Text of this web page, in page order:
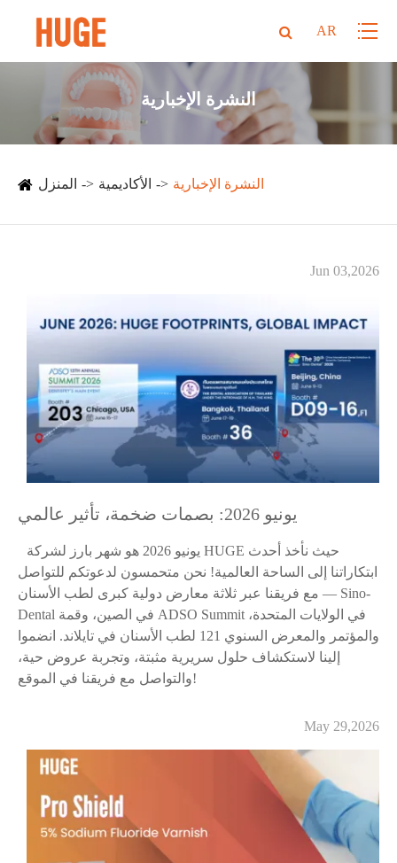
AR
النشرة الإخبارية
المنزل الأكاديمية النشرة الإخبارية
Jun 03,2026
يونيو 2026: بصمات ضخمة، تأثير عالمي
يونيو 2026 هو شهر بارز لشركة HUGE حيث نأخذ أحدث
ابتكاراتنا إلى الساحة العالمية! نحن متحمسون لدعوتكم للتواصل
مع فريقنا عبر ثلاثة معارض دولية كبرى لطب الأسنان — Sino-
Dental في الصين، وقمة ADSO Summit في الولايات المتحدة،
والمؤتمر والمعرض السنوي 121 لطب الأسنان في تايلاند. انضموا
إلينا لاستكشاف حلول سريرية مثبتة، وتجربة عروض حية،
والتواصل مع فريقنا في الموقع!
May 29,2026